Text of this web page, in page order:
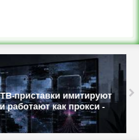
приставки имитируют
как прокси -